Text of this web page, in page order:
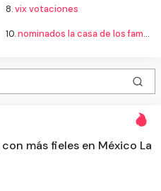
8.vix votaciones
10.nominados la casa de los famosos
más fieles en México La